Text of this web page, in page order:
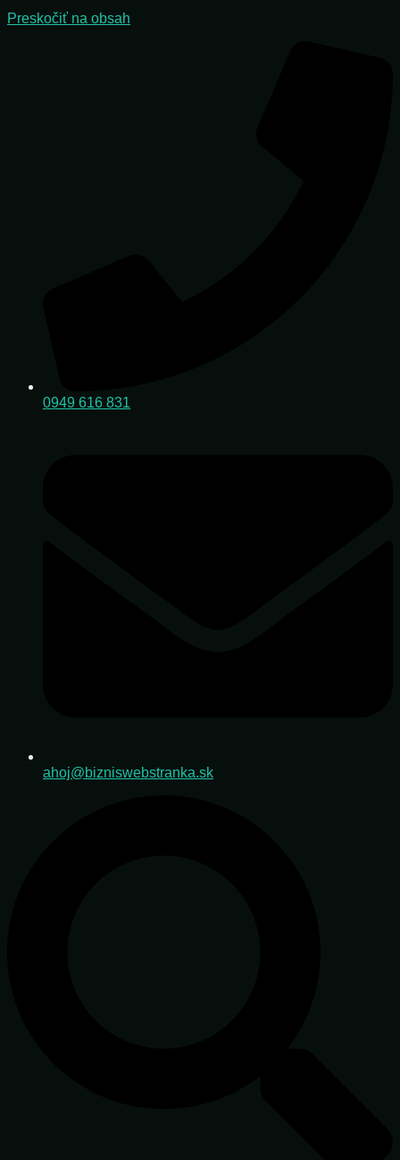
Preskočiť na obsah
0949 616 831
ahoj@bizniswebstranka.sk